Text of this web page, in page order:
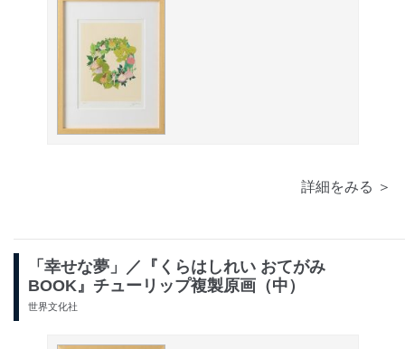
詳細をみる ＞
「幸せな夢」／『くらはしれい おてがみ
BOOK』チューリップ複製原画（中）
世界文化社